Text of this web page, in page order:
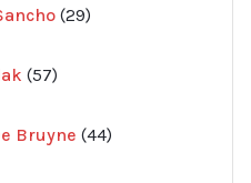
29
produkter
57
produkter
Bruyne 44
produkter